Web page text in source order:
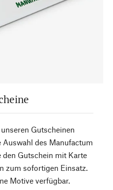
Gutscheinen
Auswahl des Manufactum
Gutschein mit Karte
zum sofortigen Einsatz.
Motive verfügbar.